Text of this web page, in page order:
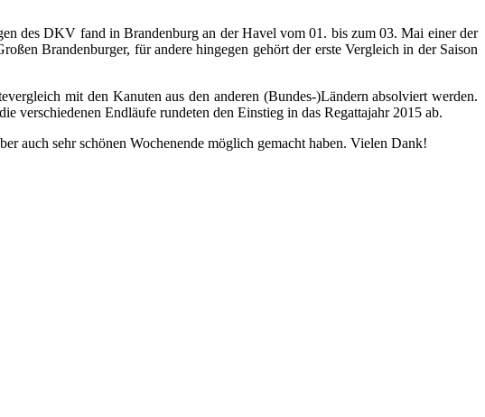
des DKV fand in Brandenburg an der Havel vom 01. bis zum 03. Mai einer der
Brandenburger, für andere hingegen gehört der erste Vergleich in der Saison
mit den Kanuten aus den anderen (Bundes-)Ländern absolviert werden.
verschiedenen Endläufe rundeten den Einstieg in das Regattajahr 2015 ab.
auch sehr schönen Wochenende möglich gemacht haben. Vielen Dank!